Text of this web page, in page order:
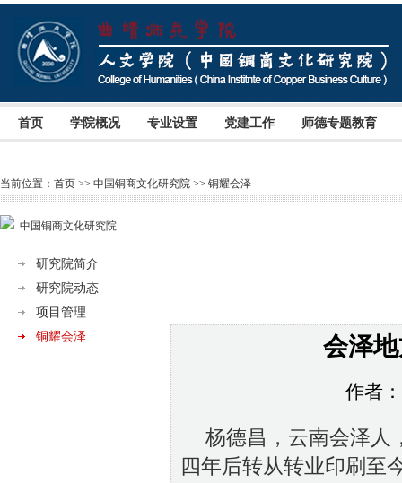
首页 学院概况 专业设置 党建工作 师德专题教育
当前位置： 首页 >> 中国铜商文化研究院 >> 铜耀会泽
中国铜商文化研究院
研究院简介
研究院动态
项目管理
铜耀会泽
会泽
作者
杨德昌， 云南会泽人
四年后转从转业印刷至